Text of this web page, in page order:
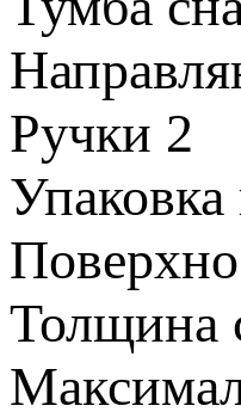
Ручки 2
Упаковка
Толщина